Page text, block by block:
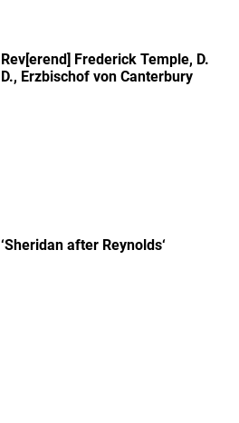
Rev[erend] Frederick Temple, D.
D., Erzbischof von Canterbury
‘Sheridan after Reynolds‘